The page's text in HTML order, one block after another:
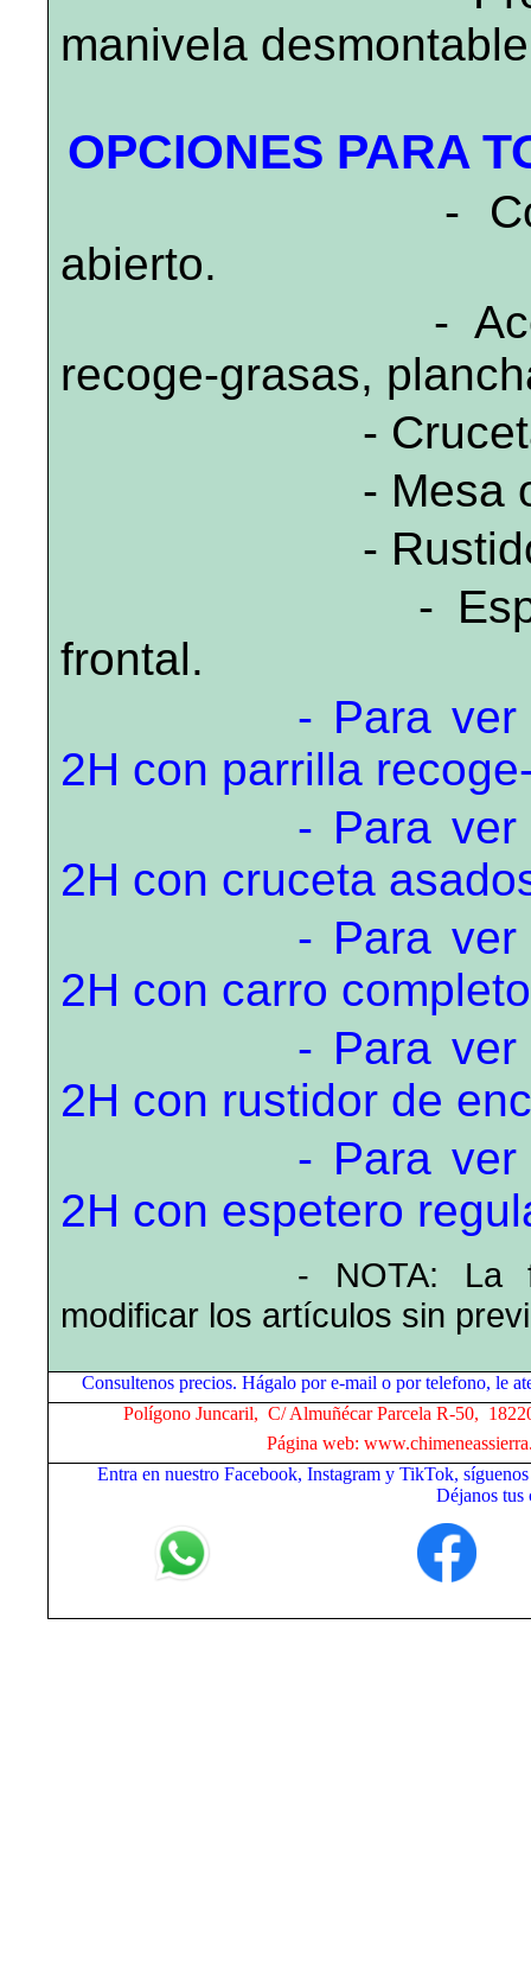
manivela
OPCIONES PARA
-
abierto.
-
recoge-grasas,
-
- Mesa o
-
-
frontal.
- Para ver
2H con parrilla
- Para ver
2H con cruceta
- Para ver
2H con carro
- Para ver
2H con rustidor de
- Para ver
2H con espetero
- NOTA: La
modificar los artículos sin
Consultenos precios. Hágalo por e-mail o por telefono, le
Polígono Juncaril, C/ Almuñécar Parcela R-50,
Página web:
Entra en nuestro Facebook, Instagram y TikTok,
Déjanos tus